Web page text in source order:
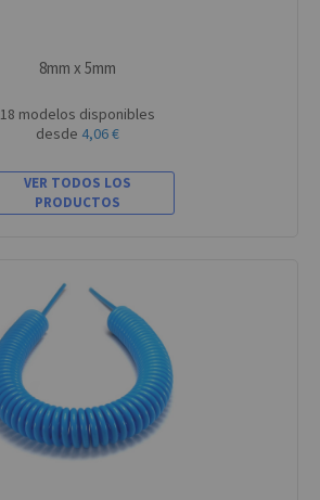
8mm x 5mm
18 modelos disponibles
desde 4,06 €
VER TODOS LOS
PRODUCTOS